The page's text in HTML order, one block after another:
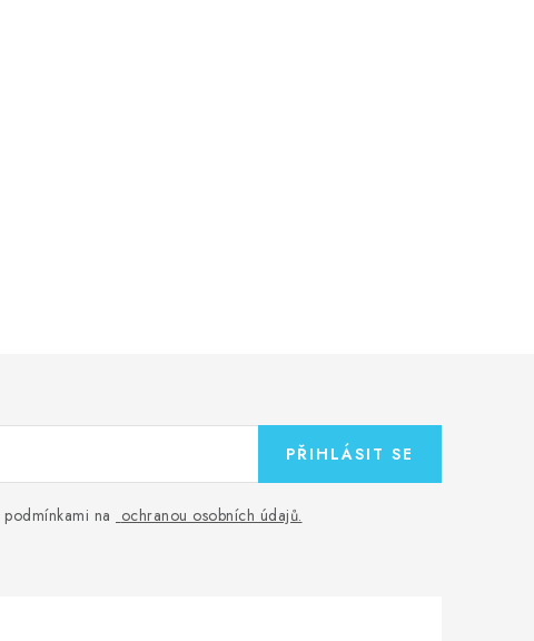
na ochranou osobních údajů.
PŘIHLÁSIT SE